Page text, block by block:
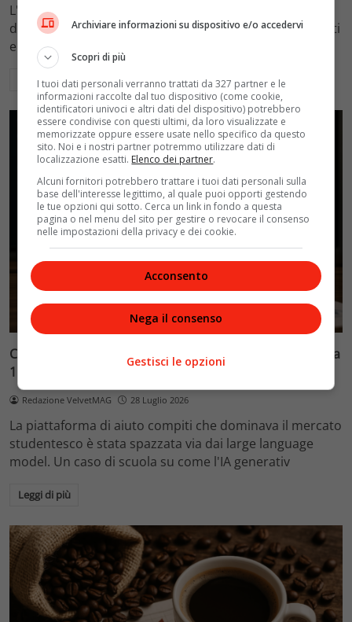
L'Italia domina la produzione di superyacht con il 52%
degli ordini globali. Scopri come Azimut-Benetti, Ferretti
e Sanlorenzo generano 8,6 miliardi di euro.
Leggi di più
Tecnologia
Chegg crolla: come ChatGPT ha distrutto una società da
15 miliardi in due anni
Redazione VelvetMAG 28 Luglio 2026
La piattaforma di aiuto compiti che dominava il mercato
studentesco è stata spazzata via dai large language
model. Un caso di scuola su come l'IA generativ
Leggi di più
Archiviare informazioni su dispositivo e/o accedervi
Scopri di più
I tuoi dati personali verranno trattati da 327 partner e le
informazioni raccolte dal tuo dispositivo (come cookie,
identificatori univoci e altri dati del dispositivo) potrebbero
essere condivise con questi ultimi, da loro visualizzate e
memorizzate oppure essere usate nello specifico da questo
sito. Noi e i nostri partner potremmo utilizzare dati di
localizzazione esatti. Elenco dei partner.
Alcuni fornitori potrebbero trattare i tuoi dati personali sulla
base dell'interesse legittimo, al quale puoi opporti gestendo
le tue opzioni qui sotto. Cerca un link in fondo a questa
pagina o nel menu del sito per gestire o revocare il consenso
nelle impostazioni della privacy e dei cookie.
Acconsento
Nega il consenso
Gestisci le opzioni